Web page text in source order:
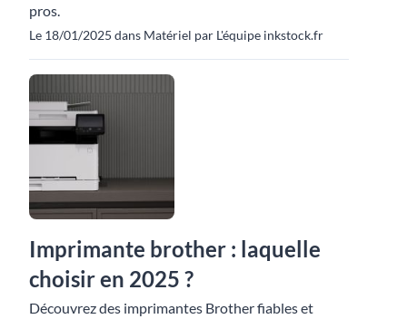
pros.
Le 18/01/2025 dans Matériel par L'équipe inkstock.fr
Imprimante brother : laquelle
choisir en 2025 ?
Découvrez des imprimantes Brother fiables et